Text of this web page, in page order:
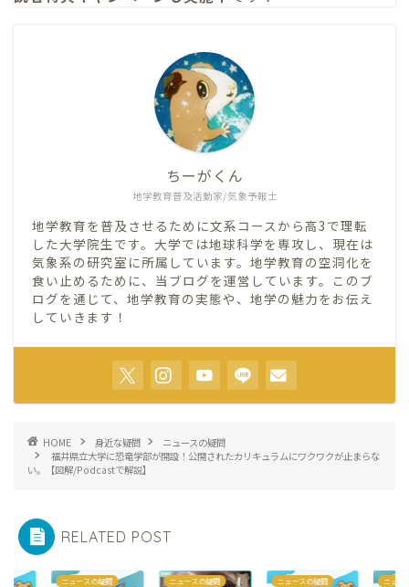
地学教育普及活動家/気象予報士
ちーがくん
地学教育を普及させるために文系コースから高3で理転
した大学院生です。大学では地球科学を専攻し、現在は
気象系の研究室に所属しています。地学教育の空洞化を
食い止めるために、当ブログを運営しています。このブ
ログを通じて、地学教育の実態や、地学の魅力をお伝え
していきます！
HOME 身近な疑問
ニュースの疑問
福井県立大学に恐竜学部が開設！公開されたカリキュラムにワクワクが止まらな
い。【図解/Podcastで解説】
RELATED POST
ニュースの疑問 ニュースの疑問 ニュースの疑問 ニュー